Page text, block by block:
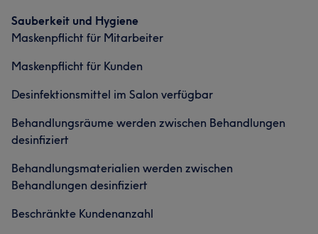
Services
Haarentfernung
Was unsere Kunden über Füsun sagen
Professionell Kompetent 50 Herzlich
Gründlich 38
Was unsere Kunden über Ayten sagen
Professionell
Sauberkeit und Hygiene
Maskenpflicht für Mitarbeiter
Maskenpflicht für Kunden
Desinfektionsmittel im Salon verfügbar
Behandlungsräume werden zwischen Behandlungen
desinfiziert
Behandlungsmaterialien werden zwischen
Behandlungen desinfiziert
Beschränkte Kundenanzahl